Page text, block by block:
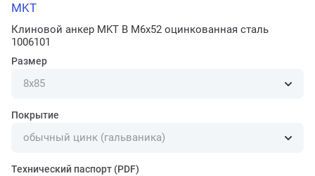
MKT
Клиновой анкер MKT B M6x52 оцинкованная сталь
1006101
Размер
Покрытие
Технический паспорт (PDF)